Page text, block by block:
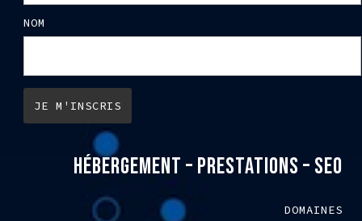
NOM
HÉBERGEMENT – PRESTATIONS – SEO
DOMAINES